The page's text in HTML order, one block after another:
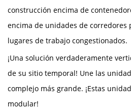
construcción encima de
encima de unidades de corredores
lugares de trabajo congestionados.
¡Una solución verdaderamente
de su sitio temporal! Une las
complejo más grande. ¡Estas
modular!